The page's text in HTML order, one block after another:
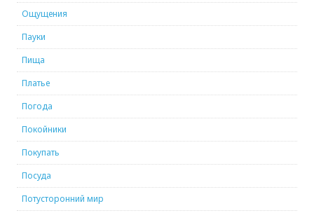
Ощущения
Пауки
Пища
Платье
Погода
Покойники
Покупать
Посуда
Потусторонний мир